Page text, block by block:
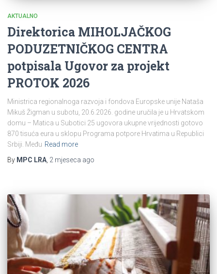
AKTUALNO
Direktorica MIHOLJAČKOG
PODUZETNIČKOG CENTRA
potpisala Ugovor za projekt
PROTOK 2026
Ministrica regionalnoga razvoja i fondova Europske unije Nataša
Mikuš Žigman u subotu, 20.6.2026. godine uručila je u Hrvatskom
domu – Matica u Subotici 25 ugovora ukupne vrijednosti gotovo
870 tisuća eura u sklopu Programa potpore Hrvatima u Republici
Srbiji. Među Read more
By MPC LRA 2 mjeseca ago